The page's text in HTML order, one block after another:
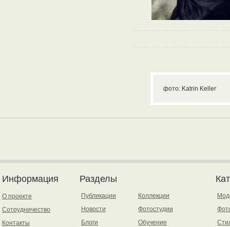
фото: Katrin Keller
Информация
О проекте
Сотрудничество
Контакты
Разделы
Публикации
Новости
Блоги
Коллекции
Фотостудии
Обучение